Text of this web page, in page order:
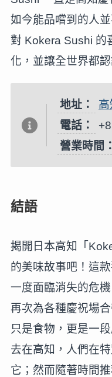
如今能品嚐到的人
對 Kokera Sushi 的
化，並讓全世界都
地址：
電話：
營業時間：
結語
揭開日本高知「
的美味故事吧！這
一度面臨消失的危
再次為各種慶祝場
只是食物，更是一
去在高知，人們在
它；然而隨著時間